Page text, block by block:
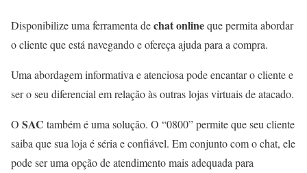
Disponibilize uma ferramenta dechat onlineque permita abordar
o cliente que está navegando e ofereça ajuda para a compra.
Uma abordagem informativa e atenciosa pode encantar o cliente e
ser o seu diferencial em relação às outras lojas virtuais de atacado.
O SAC também é uma solução. O “0800” permite que seu cliente
saiba que sua loja é séria e confiável. Em conjunto com o chat, ele
pode ser uma opção de atendimento mais adequada para